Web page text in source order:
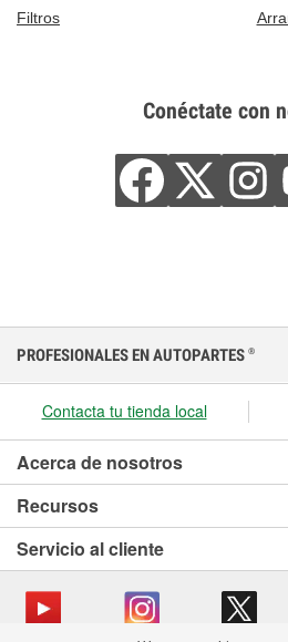
Filtros
Conéctate con
PROFESIONALES EN AUTOPARTES ®
Contacta tu tienda local
Acerca de nosotros
Recursos
Servicio al cliente